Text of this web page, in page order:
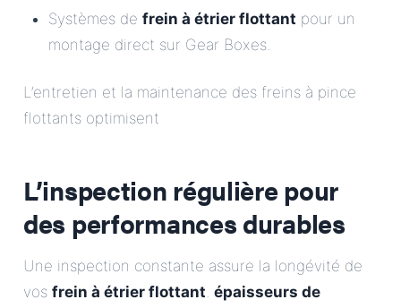
Systèmes de frein à étrier flottant pour un
montage direct sur Gear Boxes.
L’entretien et la maintenance des freins à pince
flottants optimisent
L’inspection régulière pour
des performances durables
Une inspection constante assure la longévité de
vos frein à étrier flottant. épaisseurs de